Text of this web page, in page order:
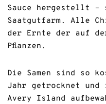
Sauce hergestellt
Saatgutfarm. Alle
der Ernte der auf
Pflanzen.
Die Samen sind so
Jahr getrocknet und
Avery Island